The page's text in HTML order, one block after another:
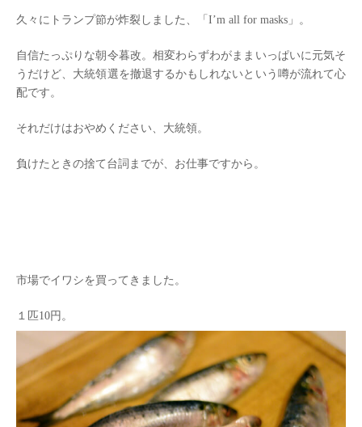
久々にトランプ節が炸裂しました、「I’m all for masks」。
自信たっぷりな朝令暮改。相変わらずわがままいっぱいに元気そ
うだけど、大統領選を撤退するかもしれないという噂が流れて心
配です。
それだけはおやめください、大統領。
負けたときの捨て台詞までが、お仕事ですから。
市場でイワシを買ってきました。
１匹10円。